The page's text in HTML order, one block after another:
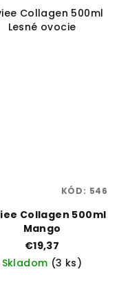
Collagen 500ml
Lesné ovocie
Collagen 500ml
Mango
€19,37
Skladom (3 ks)
KÓD: 546